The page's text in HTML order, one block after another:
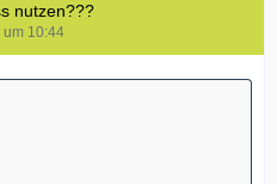
nutzen???
10:44